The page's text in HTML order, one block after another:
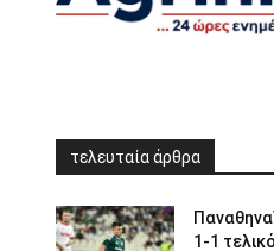
τελευταία άρθρα
1-1